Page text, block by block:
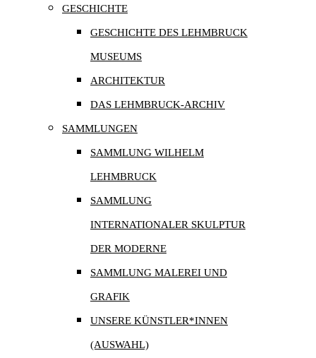
GESCHICHTE
GESCHICHTE DES LEHMBRUCK
MUSEUMS
ARCHITEKTUR
DAS LEHMBRUCK-ARCHIV
SAMMLUNGEN
SAMMLUNG WILHELM
LEHMBRUCK
SAMMLUNG
INTERNATIONALER SKULPTUR
DER MODERNE
SAMMLUNG MALEREI UND
GRAFIK
UNSERE KÜNSTLER*INNEN
(AUSWAHL)